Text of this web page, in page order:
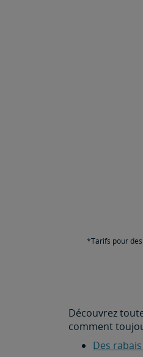
*Tarifs pour
Découvrez
comment
Des